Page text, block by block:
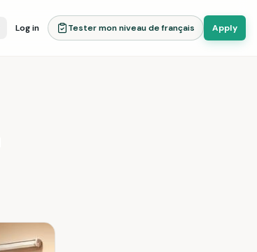
Log in Tester mon niveau de français Apply